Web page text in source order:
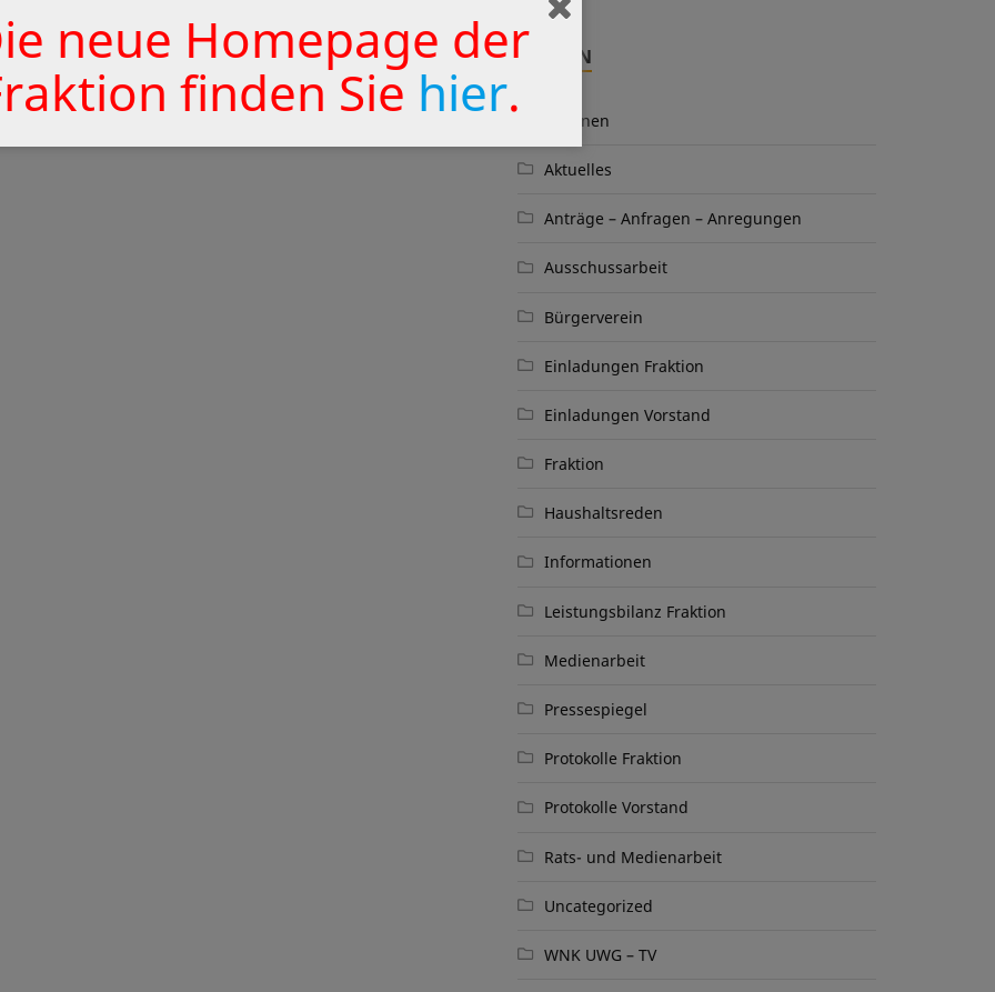
THEMEN
Aktionen
Aktuelles
Anträge – Anfragen – Anregungen
Ausschussarbeit
Bürgerverein
Einladungen Fraktion
Einladungen Vorstand
Fraktion
Haushaltsreden
Informationen
Leistungsbilanz Fraktion
Medienarbeit
Pressespiegel
Protokolle Fraktion
Protokolle Vorstand
Rats- und Medienarbeit
Uncategorized
WNK UWG – TV
neue Homepage der
finden Sie hier.